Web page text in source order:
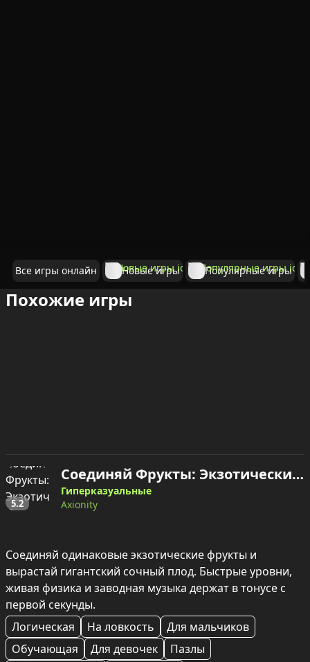
Все игры онлайн Новые игры Популярные игры
Похожие игры
5.2
Соединяй Фрукты: Экзотические Плоды — играть онлайн
Гиперказуальные
Axionity
Соединяй одинаковые экзотические фрукты и
вырастай гигантский сочный плод. Быстрые уровни,
живая физика и заводная музыка держат в тонусе с
первой секунды.
Логическая
На ловкость
Для мальчиков
Обучающая
Для девочек
Пазлы